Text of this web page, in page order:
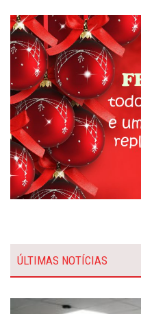
ÚLTIMAS NOTÍCIAS